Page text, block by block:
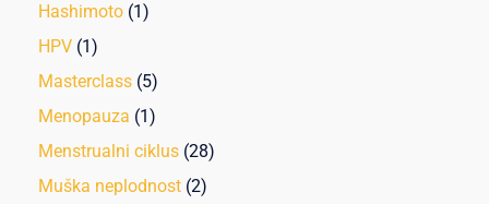
Hashimoto (1)
HPV (1)
Masterclass (5)
Menopauza (1)
Menstrualni ciklus (28)
Muška neplodnost (2)